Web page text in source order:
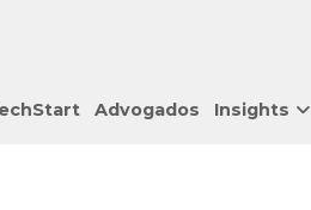
Advogados Insights